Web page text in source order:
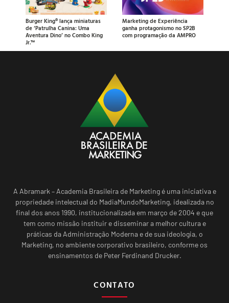
Burger King® lança miniaturas
de ‘Patrulha Canina: Uma
Aventura Dino’ no Combo King
Jr.™
Marketing de Experiência
ganha protagonismo no SP2B
com programação da AMPRO
A Abramark – Academia Brasileira de Marketing é uma iniciativa e
propriedade intelectual do MadiaMundoMarketing, idealizada no
final dos anos 1990, institucionalizada em março de 2004 e que
tem como missão instituir e disseminar a melhor cultura e
práticas da Administração Moderna e de sua ideologia, o
Marketing, no ambiente corporativo brasileiro, conforme os
ensinamentos de Peter Ferdinand Drucker.
CONTATO